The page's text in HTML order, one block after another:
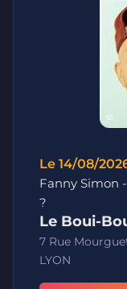
Le 14/08/
Fanny Simon
?
Le Boui-
7 Rue
LYON